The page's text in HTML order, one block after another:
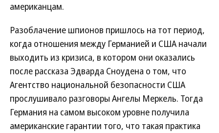
американцам.
Разоблачение шпионов пришлось на тот период,
когда отношения между Германией и США начали
выходить из кризиса, в котором они оказались
после рассказа Эдварда Сноудена о том, что
Агентство национальной безопасности США
прослушивало разговоры Ангелы Меркель. Тогда
Германия на самом высоком уровне получила
американские гарантии того, что такая практика